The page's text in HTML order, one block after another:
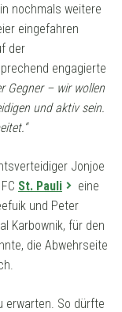
nochmals weitere
eingefahren
der
engagierte
Gegner – wir wollen
und aktiv sein.
Jonjoe
St. Pauli
eine
und Peter
Karbownik, für den
die Abwehrseite
erwarten. So dürfte